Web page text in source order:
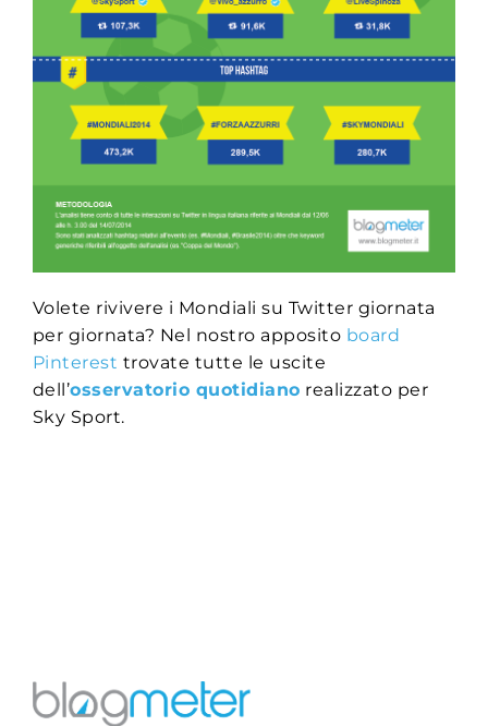
Volete rivivere i Mondiali su Twitter giornata
per giornata? Nel nostro apposito board
Pinterest trovate tutte le uscite
dell’osservatorio quotidiano realizzato per
Sky Sport.